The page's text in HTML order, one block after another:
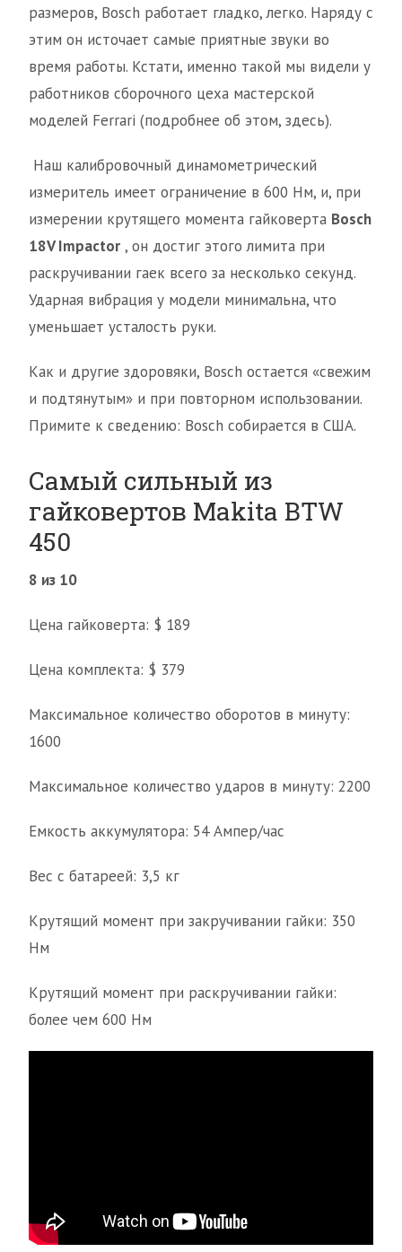
размеров, Bosch работает гладко, легко. Наряду с
этим он источает самые приятные звуки во
время работы. Кстати, именно такой мы видели у
работников сборочного цеха мастерской
моделей Ferrari (подробнее об этом, здесь).
Наш калибровочный динамометрический
измеритель имеет ограничение в 600 Нм, и, при
измерении крутящего момента гайковерта Bosch
18VImpactor , он достиг этого лимита при
раскручивании гаек всего за несколько секунд.
Ударная вибрация у модели минимальна, что
уменьшает усталость руки.
Как и другие здоровяки, Bosch остается «свежим
и подтянутым» и при повторном использовании.
Примите к сведению: Bosch собирается в США.
Самый сильный из
гайковертов Makita BTW
450
8 из 10
Цена гайковерта: $ 189
Цена комплекта: $ 379
Максимальное количество оборотов в минуту:
1600
Максимальное количество ударов в минуту: 2200
Емкость аккумулятора: 54 Ампер/час
Вес с батареей: 3,5 кг
Крутящий момент при закручивании гайки: 350
Нм
Крутящий момент при раскручивании гайки:
более чем 600 Нм